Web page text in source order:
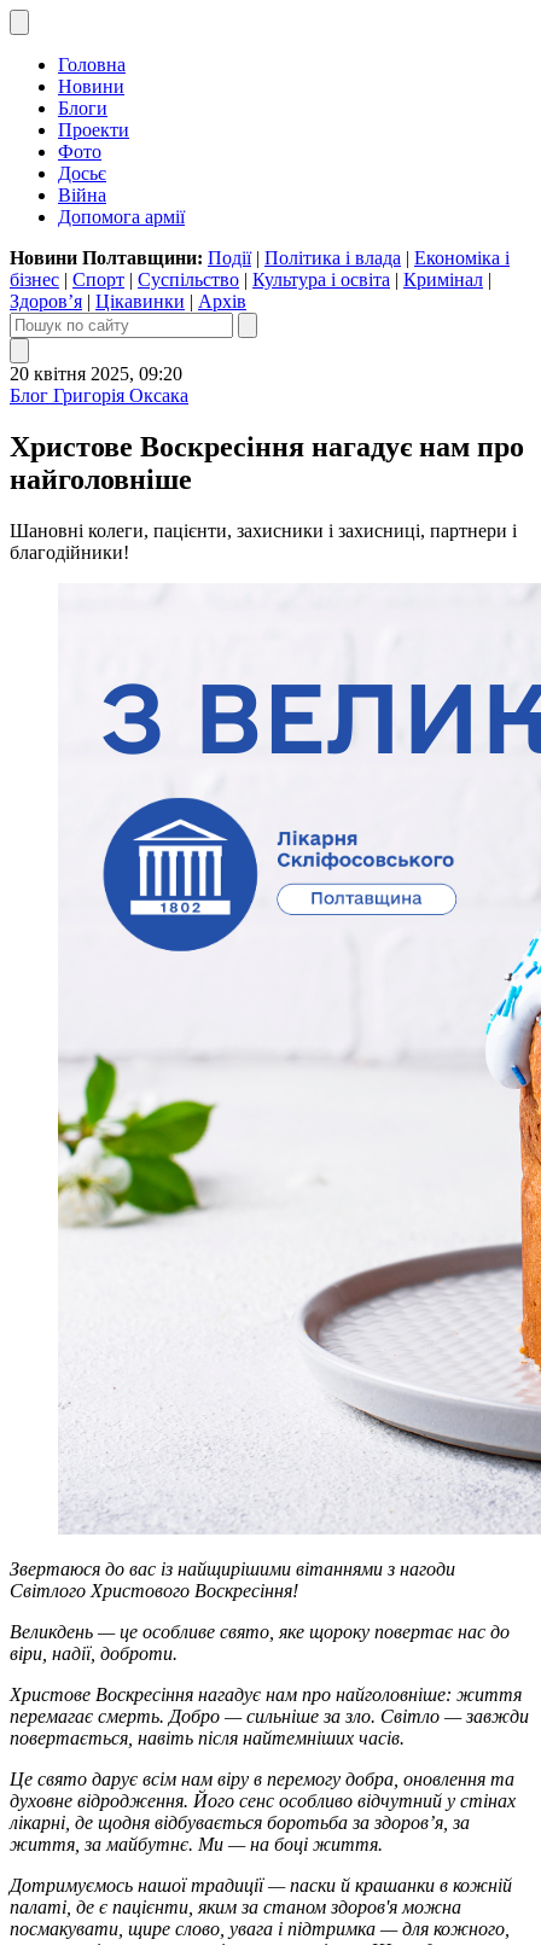
Головна
Новини
Блоги
Проекти
Фото
Досьє
Війна
Допомога армії
Новини Полтавщини: Події| Політика і влада | Економіка і
бізнес | Спорт | Суспільство | Культура і освіта | Кримінал |
Здоров’я | Цікавинки | Архів
20 квітня 2025, 09:20
Блог Григорія Оксака
Христове Воскресіння нагадує нам про
найголовніше
Шановні колеги, пацієнти, захисники і захисниці, партнери і
благодійники!
Звертаюся до вас із найщирішими вітаннями з нагоди
Світлого Христового Воскресіння!
Великдень — це особливе свято, яке щороку повертає нас до
віри, надії, доброти.
Христове Воскресіння нагадує нам про найголовніше: життя
перемагає смерть. Добро — сильніше за зло. Світло — завжди
повертається, навіть після найтемніших часів.
Це свято дарує всім нам віру в перемогу добра, оновлення та
духовне відродження. Його сенс особливо відчутний у стінах
лікарні, де щодня відбувається боротьба за здоров’я, за
життя, за майбутнє. Ми — на боці життя.
Дотримуємось нашої традиції — паски й крашанки в кожній
палаті, де є пацієнти, яким за станом здоров'я можна
посмакувати, щире слово, увага і підтримка — для кожного,